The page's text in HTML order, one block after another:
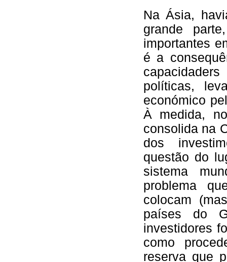
Na Ásia,
grande
importantes
é a
políticas,
económico
À medida,
consolida na
dos
questão do
sistema
problema
colocam
países do
investidores
como
reserva que